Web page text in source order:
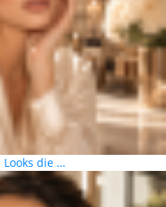
Looks die …